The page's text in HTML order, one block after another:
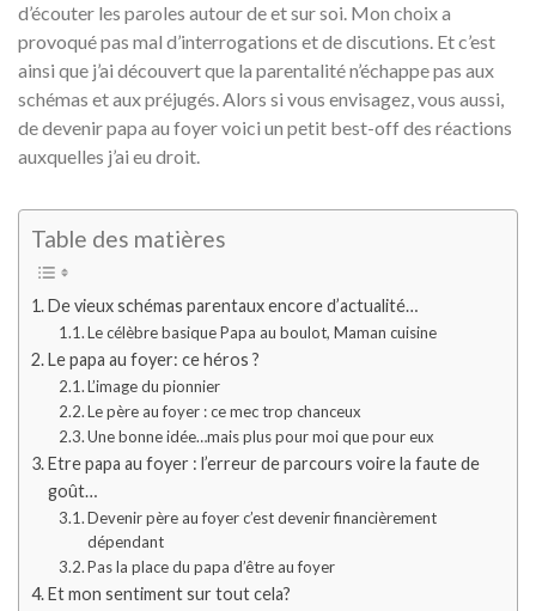
d’écouter les paroles autour de et sur soi. Mon choix a
provoqué pas mal d’interrogations et de discutions. Et c’est
ainsi que j’ai découvert que la parentalité n’échappe pas aux
schémas et aux préjugés. Alors si vous envisagez, vous aussi,
de devenir papa au foyer voici un petit best-off des réactions
auxquelles j’ai eu droit.
Table des matières
De vieux schémas parentaux encore d’actualité…
Le célèbre basique Papa au boulot, Maman cuisine
Le papa au foyer: ce héros ?
L’image du pionnier
Le père au foyer : ce mec trop chanceux
Une bonne idée…mais plus pour moi que pour eux
Etre papa au foyer : l’erreur de parcours voire la faute de
goût…
Devenir père au foyer c’est devenir financièrement
dépendant
Pas la place du papa d’être au foyer
Et mon sentiment sur tout cela?